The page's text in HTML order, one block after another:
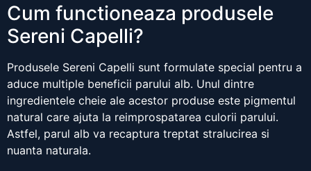
Cum functioneaza produsele
Sereni Capelli?
Produsele Sereni Capelli sunt formulate special pentru a
aduce multiple beneficii parului alb. Unul dintre
ingredientele cheie ale acestor produse este pigmentul
natural care ajuta la reimprospatarea culorii parului.
Astfel, parul alb va recaptura treptat stralucirea si
nuanta naturala.